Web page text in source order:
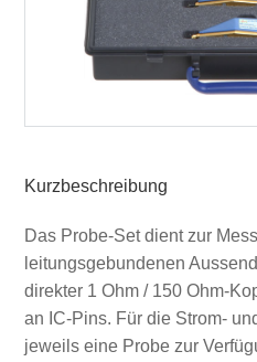
Schema Messaufbau mit
Kurzbeschreibung
Das Probe-Set dient zur
leitungsgebundenen
direkter 1 Ohm / 150 Ohm-
an IC-Pins. Für die Strom-
jeweils eine Probe zur